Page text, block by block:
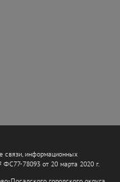
связи, информационных
78093 от 20 марта 2020 г.